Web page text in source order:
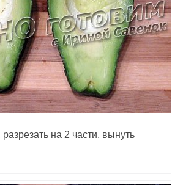
на 2 части, вынуть